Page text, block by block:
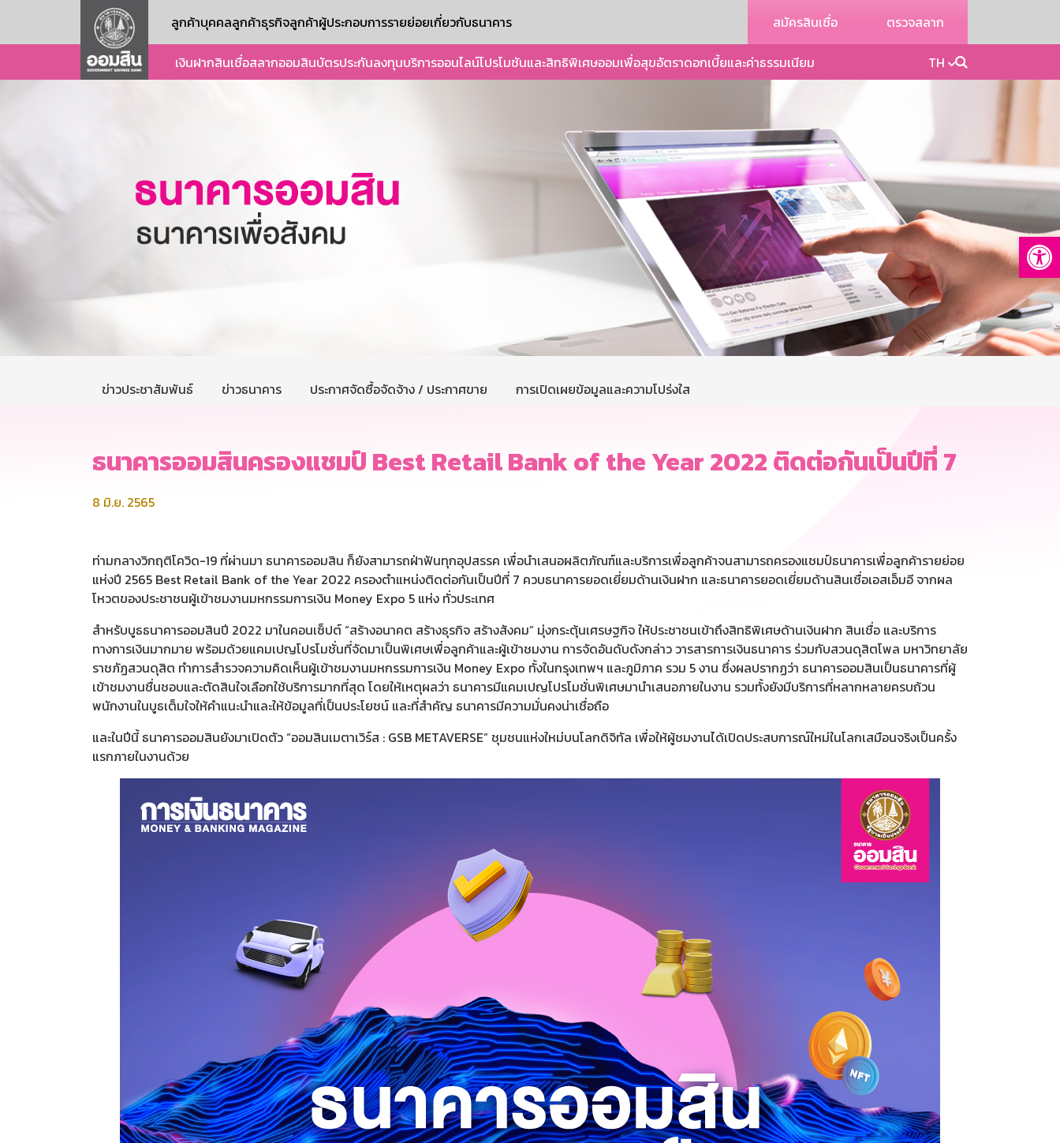
ลูกค้าบุคคลลูกค้าธุรกิจลูกค้าผู้ประกอบการรายย่อยเกี่ยวกับธนาคาร สมัครสินเชื่อ ตรวจสลาก
เงินฝากสินเชื่อสลากออมสินบัตรประกันลงทุนบริการออนไลน์โปรโมชันและสิทธิพิเศษออมเพื่อสุขอัตราดอกเบี้ยและค่าธรรมเนียม TH
ข่าวประชาสัมพันธ์ ข่าวธนาคาร ประกาศจัดซื้อจัดจ้าง / ประกาศขาย การเปิดเผยข้อมูลและความโปร่งใส
ธนาคารออมสินครองแชมป์ Best Retail Bank of the Year 2022 ติดต่อกันเป็นปีที่ 7
8 มิ.ย. 2565
ท่ามกลางวิกฤติโควิด-19 ที่ผ่านมา ธนาคารออมสิน ก็ยังสามารถฝ่าฟันทุกอุปสรรค เพื่อนำเสนอผลิตภัณฑ์และบริการเพื่อลูกค้าจนสามารถครองแชมป์ธนาคารเพื่อลูกค้ารายย่อย
แห่งปี 2565 Best Retail Bank of the Year 2022 ครองตำแหน่งติดต่อกันเป็นปีที่ 7 ควบธนาคารยอดเยี่ยมด้านเงินฝาก และธนาคารยอดเยี่ยมด้านสินเชื่อเอสเอ็มอี จากผล
โหวตของประชาชนผู้เข้าชมงานมหกรรมการเงิน Money Expo 5 แห่ง ทั่วประเทศ
สำหรับบูธธนาคารออมสินปี 2022 มาในคอนเซ็ปต์ “สร้างอนาคต สร้างธุรกิจ สร้างสังคม” มุ่งกระตุ้นเศรษฐกิจ ให้ประชาชนเข้าถึงสิทธิพิเศษด้านเงินฝาก สินเชื่อ และบริการ
ทางการเงินมากมาย พร้อมด้วยแคมเปญโปรโมชั่นที่จัดมาเป็นพิเศษเพื่อลูกค้าและผู้เข้าชมงาน การจัดอันดับดังกล่าว วารสารการเงินธนาคาร ร่วมกับสวนดุสิตโพล มหาวิทยาลัย
ราชภัฏสวนดุสิต ทำการสำรวจความคิดเห็นผู้เข้าชมงานมหกรรมการเงิน Money Expo ทั้งในกรุงเทพฯ และภูมิภาค รวม 5 งาน ซึ่งผลปรากฏว่า ธนาคารออมสินเป็นธนาคารที่ผู้
เข้าชมงานชื่นชอบและตัดสินใจเลือกใช้บริการมากที่สุด โดยให้เหตุผลว่า ธนาคารมีแคมเปญโปรโมชั่นพิเศษมานำเสนอภายในงาน รวมทั้งยังมีบริการที่หลากหลายครบถ้วน
พนักงานในบูธเต็มใจให้คำแนะนำและให้ข้อมูลที่เป็นประโยชน์ และที่สำคัญ ธนาคารมีความมั่นคงน่าเชื่อถือ
และในปีนี้ ธนาคารออมสินยังมาเปิดตัว “ออมสินเมตาเวิร์ส : GSB METAVERSE” ชุมชนแห่งใหม่บนโลกดิจิทัล เพื่อให้ผู้ชมงานได้เปิดประสบการณ์ใหม่ในโลกเสมือนจริงเป็นครั้ง
แรกภายในงานด้วย